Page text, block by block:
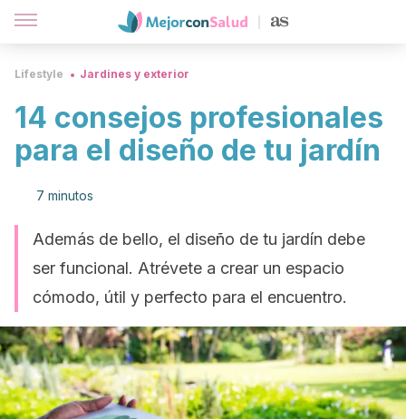
Lifestyle Jardines y exterior
14 consejos profesionales
para el diseño de tu jardín
7 minutos
Además de bello, el diseño de tu jardín debe
ser funcional. Atrévete a crear un espacio
cómodo, útil y perfecto para el encuentro.